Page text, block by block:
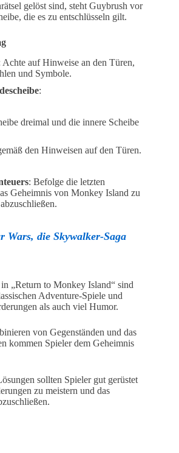
gelöst sind, steht Guybrush vor
die es zu entschlüsseln gilt.
Achte auf Hinweise an den Türen,
und Symbole.
:
dreimal und die innere Scheibe
den Hinweisen auf den Türen.
: Befolge die letzten
Geheimnis von Monkey Island zu
Wars, die Skywalker-Saga
„Return to Monkey Island“ sind
Adventure-Spiele und
als auch viel Humor.
von Gegenständen und das
kommen Spieler dem Geheimnis
sollten Spieler gut gerüstet
zu meistern und das